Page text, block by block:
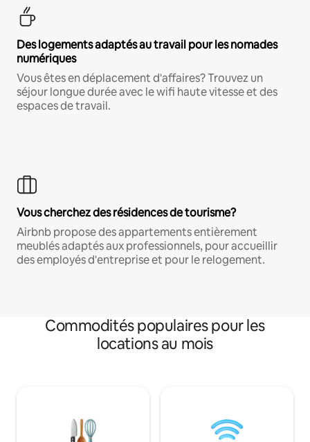
Des logements adaptés au travail pour les nomades
numériques
Vous êtes en déplacement d'affaires? Trouvez un
séjour longue durée avec le wifi haute vitesse et des
espaces de travail.
Vous cherchez des résidences de tourisme?
Airbnb propose des appartements entièrement
meublés adaptés aux professionnels, pour accueillir
des employés d'entreprise et pour le relogement.
Commodités populaires pour les
locations au mois